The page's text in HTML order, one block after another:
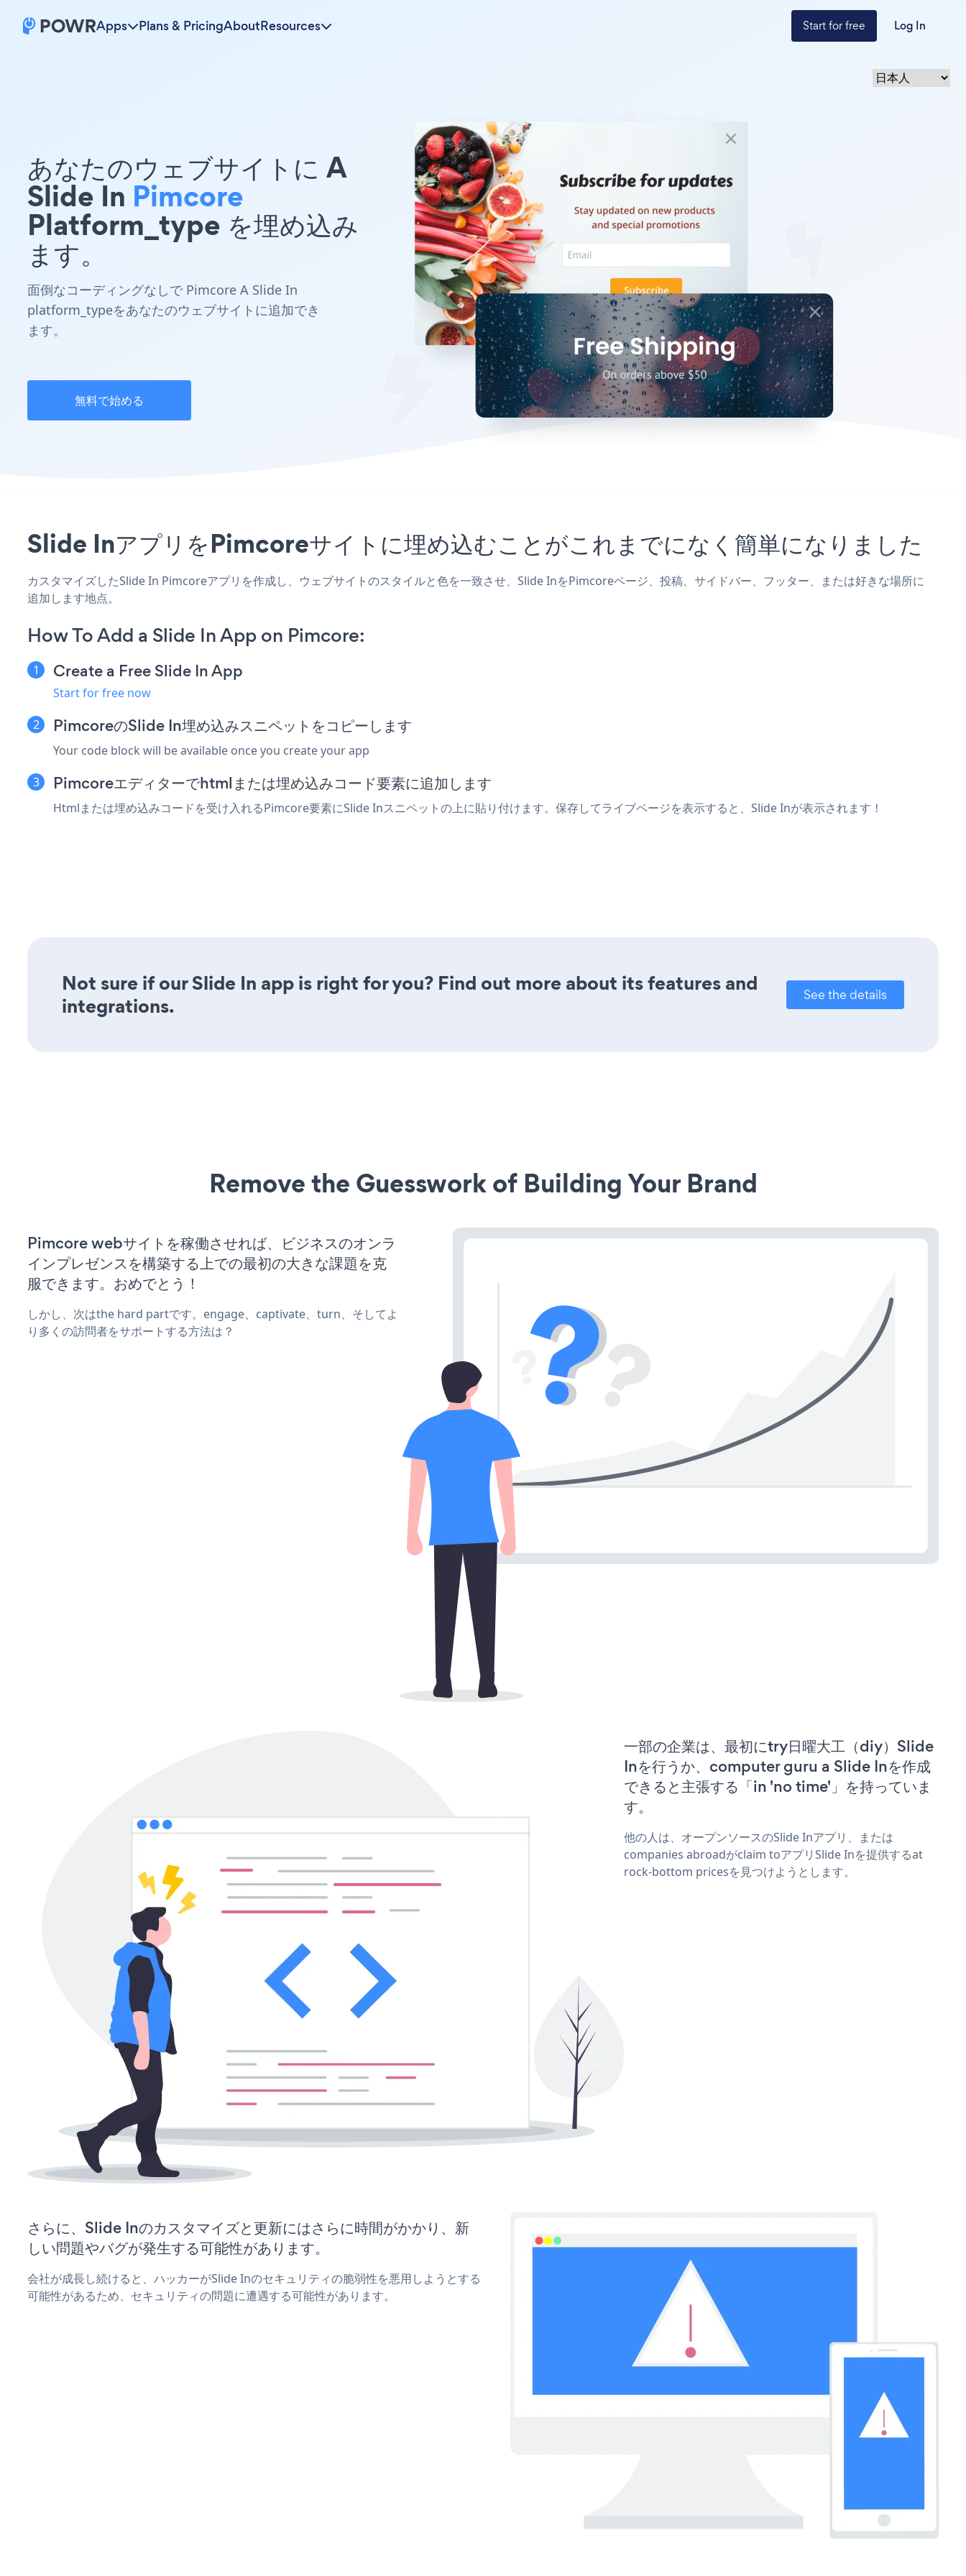
Apps Plans & PricingAboutResources Start for free Log In
あなたのウェブサイトに A
Slide In Pimcore
Platform_type を埋め込み
ます。
面倒なコーディングなしで Pimcore A Slide In
platform_typeをあなたのウェブサイトに追加でき
ます。
無料で始める
Slide InアプリをPimcoreサイトに埋め込むことがこれまでになく簡単になりました
カスタマイズしたSlide In Pimcoreアプリを作成し、ウェブサイトのスタイルと色を一致させ、Slide InをPimcoreページ、投稿、サイドバー、フッター、または好きな場所に
追加します地点。
How To Add a Slide In App on Pimcore:
Create a Free Slide In App
Start for free now
PimcoreのSlide In埋め込みスニペットをコピーします
Your code block will be available once you create your app
Pimcoreエディターでhtmlまたは埋め込みコード要素に追加します
Htmlまたは埋め込みコードを受け入れるPimcore要素にSlide Inスニペットの上に貼り付けます。保存してライブページを表示すると、Slide Inが表示されます！
Not sure if our Slide In app is right for you? Find out more about its features and
integrations.
See the details
Remove the Guesswork of Building Your Brand
Pimcore webサイトを稼働させれば、ビジネスのオンラ
インプレゼンスを構築する上での最初の大きな課題を克
服できます。おめでとう！
しかし、次はthe hard partです。engage、captivate、turn、そしてよ
り多くの訪問者をサポートする方法は？
一部の企業は、最初にtry日曜大工（diy）Slide
Inを行うか、computer guru a Slide Inを作成
できると主張する「in 'no time'」を持っていま
す。
他の人は、オープンソースのSlide Inアプリ、または
companies abroadがclaim toアプリSlide Inを提供するat
rock-bottom pricesを見つけようとします。
さらに、Slide Inのカスタマイズと更新にはさらに時間がかかり、新
しい問題やバグが発生する可能性があります。
会社が成長し続けると、ハッカーがSlide Inのセキュリティの脆弱性を悪用しようとする
可能性があるため、セキュリティの問題に遭遇する可能性があります。